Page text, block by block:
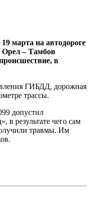
19 марта на автодороге
Орел – Тамбов
в
ГИБДД, дорожная
трассы.
допустил
в результате чего сам
травмы. Им